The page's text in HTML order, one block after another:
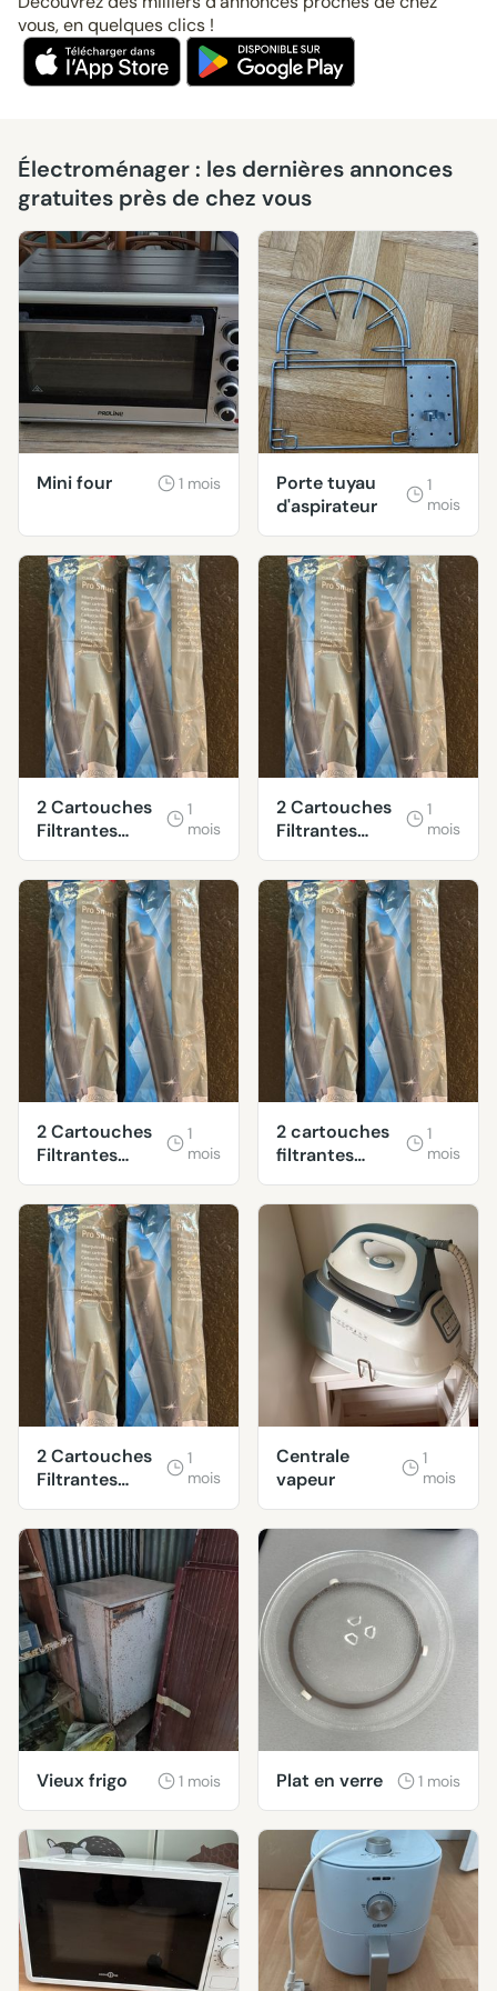
vous, en quelques clics !
Électroménager : les dernières annonces
gratuites près de chez vous
Mini four 1 mois
Porte tuyau
d'aspirateur
1
mois
2 Cartouches
Filtrantes
Claris Pro
Smart+
1
mois
2 Cartouches
Filtrantes
Claris Pro
Smart+
1
mois
2 Cartouches
Filtrantes
Claris Pro
Smart+
1
mois
2 cartouches
filtrantes
Claris Pro
Smart+
1
mois
2 Cartouches
Filtrantes
Claris Pro
Smart+
1
mois
Centrale
vapeur
1
mois
Vieux frigo 1 mois Plat en verre 1 mois